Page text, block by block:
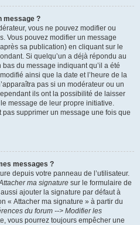
message ?
vous ne pouvez modifier ou
Vous pouvez modifier un message
sa publication) en cliquant sur le
Si quelqu’un a déjà répondu au
du message indiquant qu’il a été
ainsi que la date et l’heure de la
pas si un modérateur ou un
ils ont la possibilité de laisser
message de leur propre initiative.
supprimer un message une fois que
messages ?
depuis votre panneau de l’utilisateur.
ma signature sur le formulaire de
ajouter la signature par défaut à
« Attacher ma signature » à partir du
du forum --> Modifier les
vous pourrez toujours empêcher une